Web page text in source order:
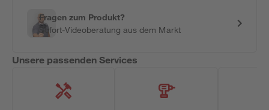
Fragen zum Produkt?
Sofort-Videoberatung aus dem Markt
Unsere passenden Services